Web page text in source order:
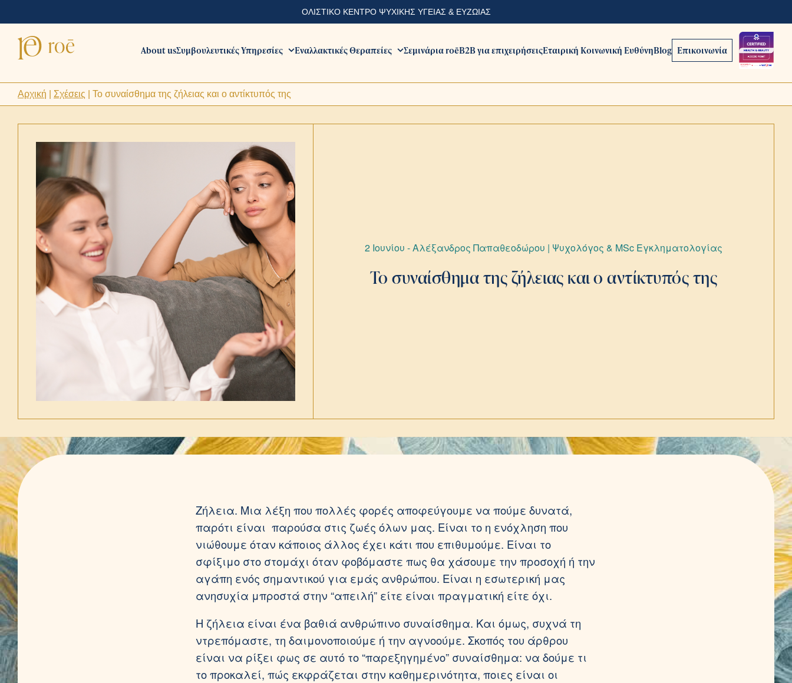
ΟΛΙΣΤΙΚΟ ΚΕΝΤΡΟ ΨΥΧΙΚΗΣ ΥΓΕΙΑΣ & ΕΥΖΩΙΑΣ
About usΣυμβουλευτικές Υπηρεσίες Εναλλακτικές Θεραπείες Σεμινάρια roēB2B για επιχειρήσειςΕταιρική Κοινωνική ΕυθύνηBlog Επικοινωνία
Αρχική Σχέσεις Το συναίσθημα της ζήλειας και ο αντίκτυπός της
2 Ιουνίου - Αλέξανδρος Παπαθεοδώρου | Ψυχολόγος & ΜSc Εγκληματολογίας
Το συναίσθημα της ζήλειας και ο αντίκτυπός της
Ζήλεια. Μια λέξη που πολλές φορές αποφεύγουμε να πούμε δυνατά,
παρότι είναι παρούσα στις ζωές όλων μας. Είναι το η ενόχληση που
νιώθουμε όταν κάποιος άλλος έχει κάτι που επιθυμούμε. Είναι το
σφίξιμο στο στομάχι όταν φοβόμαστε πως θα χάσουμε την προσοχή ή την
αγάπη ενός σημαντικού για εμάς ανθρώπου. Είναι η εσωτερική μας
ανησυχία μπροστά στην “απειλή” είτε είναι πραγματική είτε όχι.
Η ζήλεια είναι ένα βαθιά ανθρώπινο συναίσθημα. Και όμως, συχνά τη
ντρεπόμαστε, τη δαιμονοποιούμε ή την αγνοούμε. Σκοπός του άρθρου
είναι να ρίξει φως σε αυτό το “παρεξηγημένο” συναίσθημα: να δούμε τι
το προκαλεί, πώς εκφράζεται στην καθημερινότητα, ποιες είναι οι